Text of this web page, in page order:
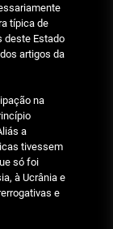
típica de
deste Estado
artigos da
na
a
tivessem
só foi
à Ucrânia e
e